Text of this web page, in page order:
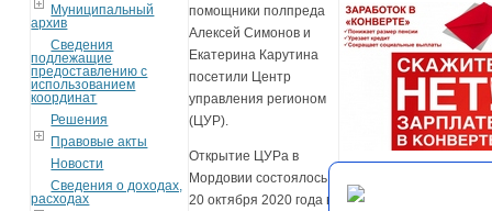
Муниципальный
архив
Сведения
подлежащие
предоставлению с
использованием
координат
Решения
Правовые акты
Новости
Сведения о доходах,
расходах
помощники полпреда
Алексей Симонов и
Екатерина Карутина
посетили Центр
управления регионом
(ЦУР).
Открытие ЦУРа в
Мордовии состоялось
20 октября 2020 года в